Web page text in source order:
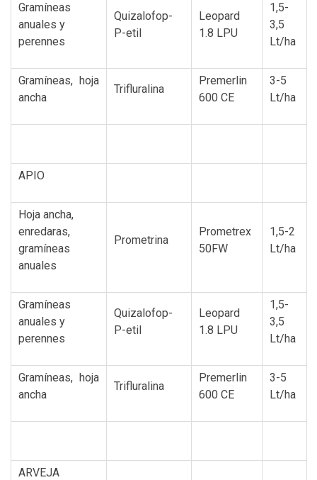
Gramíneas
anuales y
perennes
Quizalofop-
P-etil
Leopard
1.8 LPU
1,5-
3,5
Lt/ha
Gramíneas, hoja
ancha
Trifluralina
Premerlin
600 CE
3-5
Lt/ha
APIO
Hoja ancha,
enredaras,
gramíneas
anuales
Prometrina
Prometrex
50FW
1,5-2
Lt/ha
Gramíneas
anuales y
perennes
Quizalofop-
P-etil
Leopard
1.8 LPU
1,5-
3,5
Lt/ha
Gramíneas, hoja
ancha
Trifluralina
Premerlin
600 CE
3-5
Lt/ha
ARVEJA